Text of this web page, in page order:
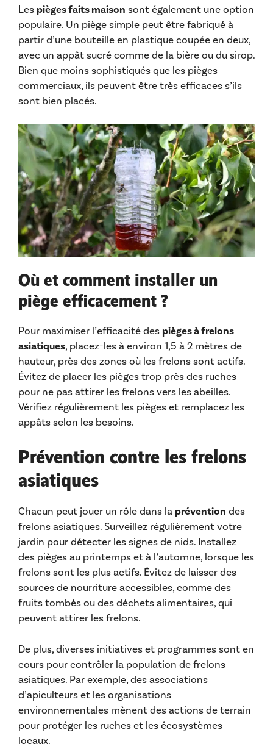
Les pièges faits maison sont également une option
populaire. Un piège simple peut être fabriqué à
partir d’une bouteille en plastique coupée en deux,
avec un appât sucré comme de la bière ou du sirop.
Bien que moins sophistiqués que les pièges
commerciaux, ils peuvent être très efficaces s’ils
sont bien placés.
Où et comment installer un
piège efficacement ?
Pour maximiser l’efficacité des pièges à frelons
asiatiques, placez-les à environ 1,5 à 2 mètres de
hauteur, près des zones où les frelons sont actifs.
Évitez de placer les pièges trop près des ruches
pour ne pas attirer les frelons vers les abeilles.
Vérifiez régulièrement les pièges et remplacez les
appâts selon les besoins.
Prévention contre les frelons
asiatiques
Chacun peut jouer un rôle dans la prévention des
frelons asiatiques. Surveillez régulièrement votre
jardin pour détecter les signes de nids. Installez
des pièges au printemps et à l’automne, lorsque les
frelons sont les plus actifs. Évitez de laisser des
sources de nourriture accessibles, comme des
fruits tombés ou des déchets alimentaires, qui
peuvent attirer les frelons.
De plus, diverses initiatives et programmes sont en
cours pour contrôler la population de frelons
asiatiques. Par exemple, des associations
d’apiculteurs et les organisations
environnementales mènent des actions de terrain
pour protéger les ruches et les écosystèmes
locaux.